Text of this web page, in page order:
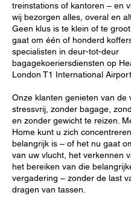
treinstations of kantoren – en
wij bezorgen alles, overal en
Geen klus is te klein of te
gaat om één of honderd
specialisten in deur-tot-deur
bagagekoeriersdiensten op
London T1 International Airport.
Onze klanten genieten van de
stressvrij, zonder bagage,
en zonder gewicht te reizen.
Home kunt u zich
belangrijk is – of het nu gaat
van uw vlucht, het verkennen
het bereiken van die
vergadering – zonder de last
dragen van tassen.